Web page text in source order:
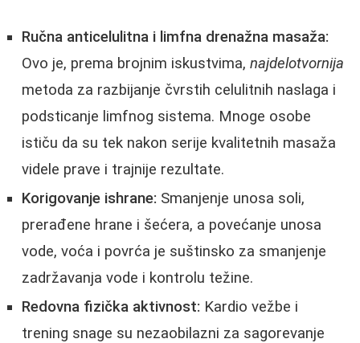
Ručna anticelulitna i limfna drenažna masaža:
Ovo je, prema brojnim iskustvima, najdelotvornija
metoda za razbijanje čvrstih celulitnih naslaga i
podsticanje limfnog sistema. Mnoge osobe
ističu da su tek nakon serije kvalitetnih masaža
videle prave i trajnije rezultate.
Korigovanje ishrane: Smanjenje unosa soli,
prerađene hrane i šećera, a povećanje unosa
vode, voća i povrća je suštinsko za smanjenje
zadržavanja vode i kontrolu težine.
Redovna fizička aktivnost: Kardio vežbe i
trening snage su nezaobilazni za sagorevanje